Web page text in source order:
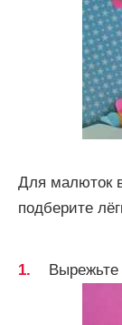
Для малюток
подберите